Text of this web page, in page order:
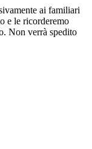
ai familiari
e le ricorderemo
Non verrà spedito